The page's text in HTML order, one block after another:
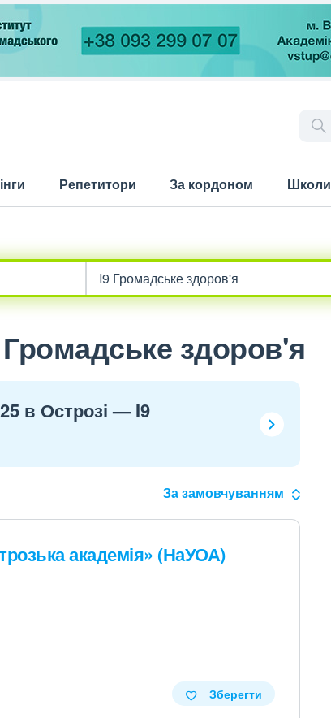
Репетитори За кордоном Школи
здоров'я
в Острозі — I9
За замовчуванням
академія» (НаУОА)
Зберегти